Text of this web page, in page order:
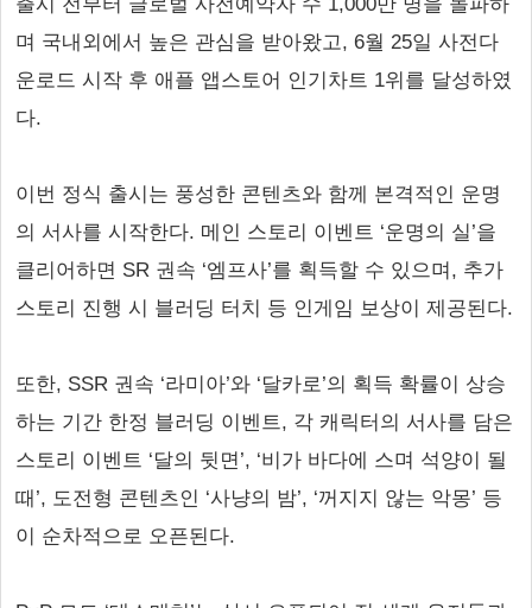
며 국내외에서 높은 관심을 받아왔고, 6월 25일 사전다
운로드 시작 후 애플 앱스토어 인기차트 1위를 달성하였
다.
이번 정식 출시는 풍성한 콘텐츠와 함께 본격적인 운명
의 서사를 시작한다. 메인 스토리 이벤트 ‘운명의 실’을
클리어하면 SR 권속 ‘엠프사’를 획득할 수 있으며, 추가
스토리 진행 시 블러딩 터치 등 인게임 보상이 제공된다.
또한, SSR 권속 ‘라미아’와 ‘달카로’의 획득 확률이 상승
하는 기간 한정 블러딩 이벤트, 각 캐릭터의 서사를 담은
스토리 이벤트 ‘달의 뒷면’, ‘비가 바다에 스며 석양이 될
때’, 도전형 콘텐츠인 ‘사냥의 밤’, ‘꺼지지 않는 악몽’ 등
이 순차적으로 오픈된다.